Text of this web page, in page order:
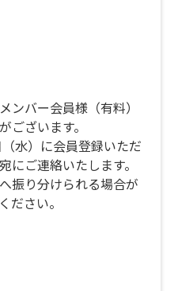
バー会員様（有料）
ございます。
水）に会員登録いただ
にご連絡いたします。
振り分けられる場合が
ださい。